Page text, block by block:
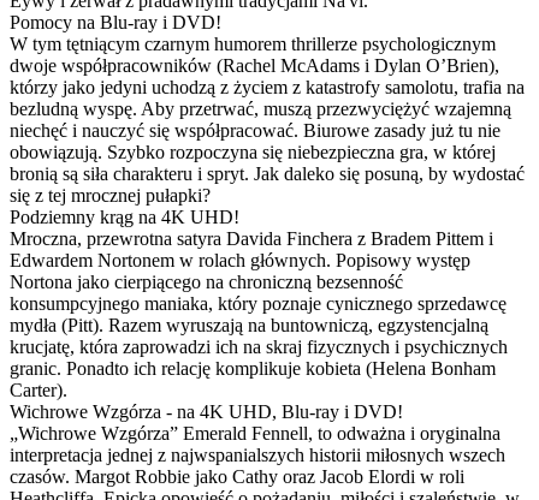
Pomocy na Blu-ray i DVD!
W tym tętniącym czarnym humorem thrillerze psychologicznym
dwoje współpracowników (Rachel McAdams i Dylan O’Brien),
którzy jako jedyni uchodzą z życiem z katastrofy samolotu, trafia na
bezludną wyspę. Aby przetrwać, muszą przezwyciężyć wzajemną
niechęć i nauczyć się współpracować. Biurowe zasady już tu nie
obowiązują. Szybko rozpoczyna się niebezpieczna gra, w której
bronią są siła charakteru i spryt. Jak daleko się posuną, by wydostać
się z tej mrocznej pułapki?
Podziemny krąg na 4K UHD!
Mroczna, przewrotna satyra Davida Finchera z Bradem Pittem i
Edwardem Nortonem w rolach głównych. Popisowy występ
Nortona jako cierpiącego na chroniczną bezsenność
konsumpcyjnego maniaka, który poznaje cynicznego sprzedawcę
mydła (Pitt). Razem wyruszają na buntowniczą, egzystencjalną
krucjatę, która zaprowadzi ich na skraj fizycznych i psychicznych
granic. Ponadto ich relację komplikuje kobieta (Helena Bonham
Carter).
Wichrowe Wzgórza - na 4K UHD, Blu-ray i DVD!
„Wichrowe Wzgórza” Emerald Fennell, to odważna i oryginalna
interpretacja jednej z najwspanialszych historii miłosnych wszech
czasów. Margot Robbie jako Cathy oraz Jacob Elordi w roli